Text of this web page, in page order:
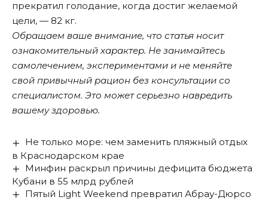
прекратил голодание, когда достиг желаемой
цели, — 82 кг.
Обращаем ваше внимание, что статья носит
ознакомительный характер. Не занимайтесь
самолечением, экспериментами и не меняйте
свой привычный рацион без консультации со
специалистом. Это может серьезно навредить
вашему здоровью.
Не только море: чем заменить пляжный отдых
в Краснодарском крае
Минфин раскрыл причины дефицита бюджета
Кубани в 55 млрд рублей
Пятый Light Weekend превратил Абрау-Дюрсо